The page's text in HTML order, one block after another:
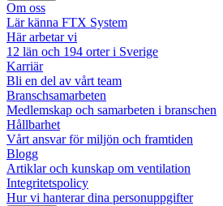
Om oss
Lär känna FTX System
Här arbetar vi
12 län och 194 orter i Sverige
Karriär
Bli en del av vårt team
Branschsamarbeten
Medlemskap och samarbeten i branschen
Hållbarhet
Vårt ansvar för miljön och framtiden
Blogg
Artiklar och kunskap om ventilation
Integritetspolicy
Hur vi hanterar dina personuppgifter